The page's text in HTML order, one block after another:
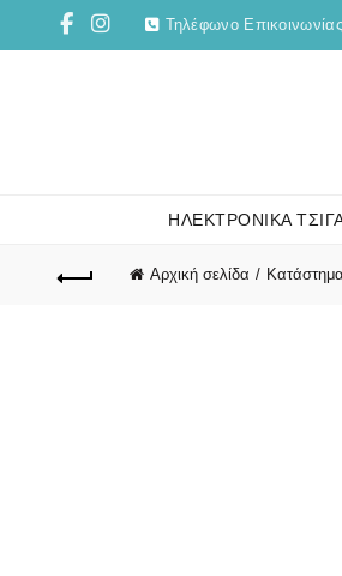
Τηλέφωνο
ΗΛΕΚΤΡΟΝΙΚΑ
Αρχική σελίδα Κατάστημα